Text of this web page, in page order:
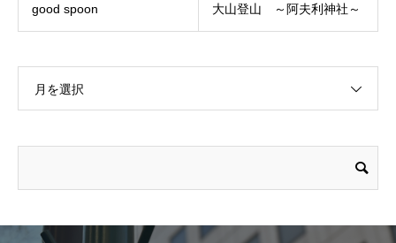
good spoon 大山登山 ～阿夫利神社～
月を選択